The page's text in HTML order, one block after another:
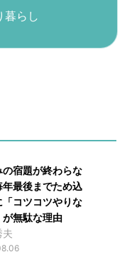
暮らし
の宿題が終わらな
年最後までため込
「コツコツやりな
が無駄な理由
夫